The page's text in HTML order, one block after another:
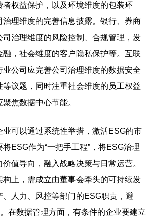
者权益保护，以及环境维度的包装环
治理维度的完善信息披露。银行、券商
司治理维度的风险控制、合规管理，发
融，社会维度的客户隐私保护等。互联
业公司应完善公司治理维度的数据安全
议题，同时注重社会维度的员工权益
焦数据中心节能。
可以通过系统性举措，激活ESG的市
ESG作为“一把手工程”，将ESG治理
值导向，融入战略决策与日常运营。
构上，需成立由董事会牵头的可持续发
、人力、风控等部门的ESG职责，避
在数据管理方面，有条件的企业要建立